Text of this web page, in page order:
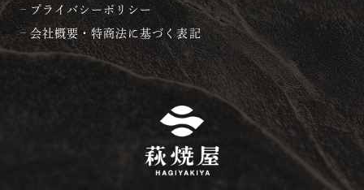
プライバシーポリシー
会社概要・特商法に基づく表記